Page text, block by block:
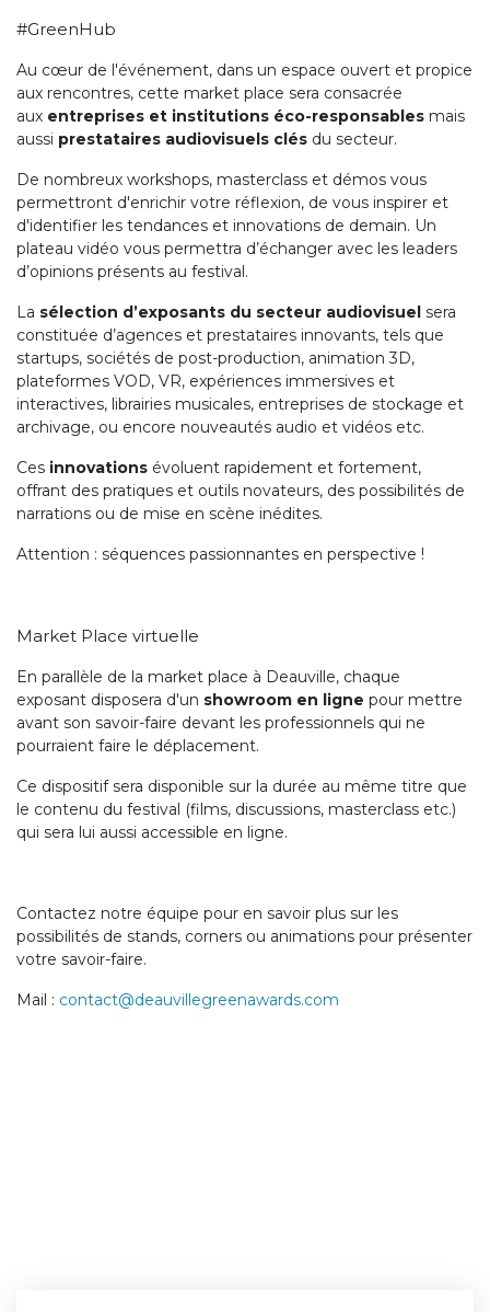
#GreenHub
Au cœur de l'événement, dans un espace ouvert et propice
aux rencontres, cette market place sera consacrée
aux entreprises et institutions éco-responsables mais
aussi prestataires audiovisuels clés du secteur.
De nombreux workshops, masterclass et démos vous
permettront d'enrichir votre réflexion, de vous inspirer et
d'identifier les tendances et innovations de demain. Un
plateau vidéo vous permettra d’échanger avec les leaders
d’opinions présents au festival.
La sélection d’exposants du secteur audiovisuel sera
constituée d’agences et prestataires innovants, tels que
startups, sociétés de post-production, animation 3D,
plateformes VOD, VR, expériences immersives et
interactives, librairies musicales, entreprises de stockage et
archivage, ou encore nouveautés audio et vidéos etc.
Ces innovations évoluent rapidement et fortement,
offrant des pratiques et outils novateurs, des possibilités de
narrations ou de mise en scène inédites.
Attention : séquences passionnantes en perspective !
Market Place virtuelle
En parallèle de la market place à Deauville, chaque
exposant disposera d'un showroom en ligne pour mettre
avant son savoir-faire devant les professionnels qui ne
pourraient faire le déplacement.
Ce dispositif sera disponible sur la durée au même titre que
le contenu du festival (films, discussions, masterclass etc.)
qui sera lui aussi accessible en ligne.
Contactez notre équipe pour en savoir plus sur les
possibilités de stands, corners ou animations pour présenter
votre savoir-faire.
Mail : contact@deauvillegreenawards.com